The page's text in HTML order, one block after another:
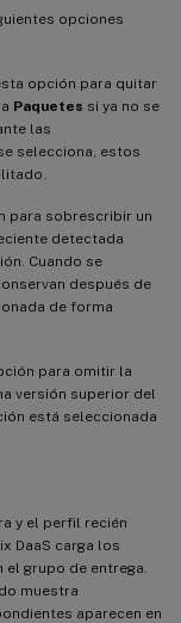
opciones
opción para quitar
Paquetes si ya no se
las
selecciona, estos
para sobrescribir un
detectada
Cuando se
después de
de forma
para omitir la
versión superior del
está seleccionada
y el perfil recién
DaaS carga los
el grupo de entrega.
muestra
aparecen en